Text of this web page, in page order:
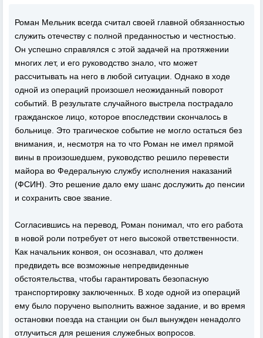
Роман Мельник всегда считал своей главной обязанностью
служить отечеству с полной преданностью и честностью.
Он успешно справлялся с этой задачей на протяжении
многих лет, и его руководство знало, что может
рассчитывать на него в любой ситуации. Однако в ходе
одной из операций произошел неожиданный поворот
событий. В результате случайного выстрела пострадало
гражданское лицо, которое впоследствии скончалось в
больнице. Это трагическое событие не могло остаться без
внимания, и, несмотря на то что Роман не имел прямой
вины в произошедшем, руководство решило перевести
майора во Федеральную службу исполнения наказаний
(ФСИН). Это решение дало ему шанс дослужить до пенсии
и сохранить свое звание.
Согласившись на перевод, Роман понимал, что его работа
в новой роли потребует от него высокой ответственности.
Как начальник конвоя, он осознавал, что должен
предвидеть все возможные непредвиденные
обстоятельства, чтобы гарантировать безопасную
транспортировку заключенных. В ходе одной из операций
ему было поручено выполнить важное задание, и во время
остановки поезда на станции он был вынужден ненадолго
отлучиться для решения служебных вопросов.